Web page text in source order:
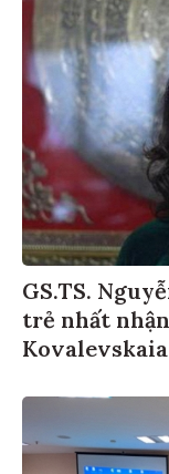
GS.TS.
trẻ nhất
Kovalevskaia